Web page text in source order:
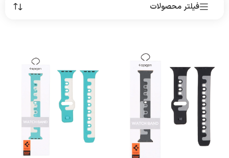
فیلتر محصولات